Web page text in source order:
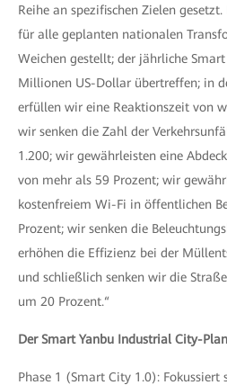
Reihe an spezifischen Zielen
für alle geplanten nationalen
Weichen gestellt; der jährliche
Millionen US-Dollar übertreffen; in
erfüllen wir eine Reaktionszeit von
wir senken die Zahl der
1.200; wir gewährleisten eine
von mehr als 59 Prozent; wir
kostenfreiem Wi-Fi in öffentlichen
Prozent; wir senken die
erhöhen die Effizienz bei der
und schließlich senken wir die
um 20 Prozent.“
Der Smart Yanbu Industrial City-
Phase 1 (Smart City 1.0):